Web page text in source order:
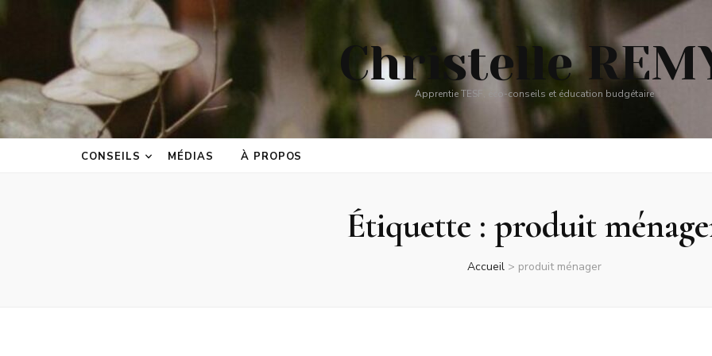
Christelle
Apprentie TESF, éco-conseils et éducation budgétaire
CONSEILS MÉDIAS À PROPOS
Étiquette : produit
Accueil > produit ménager